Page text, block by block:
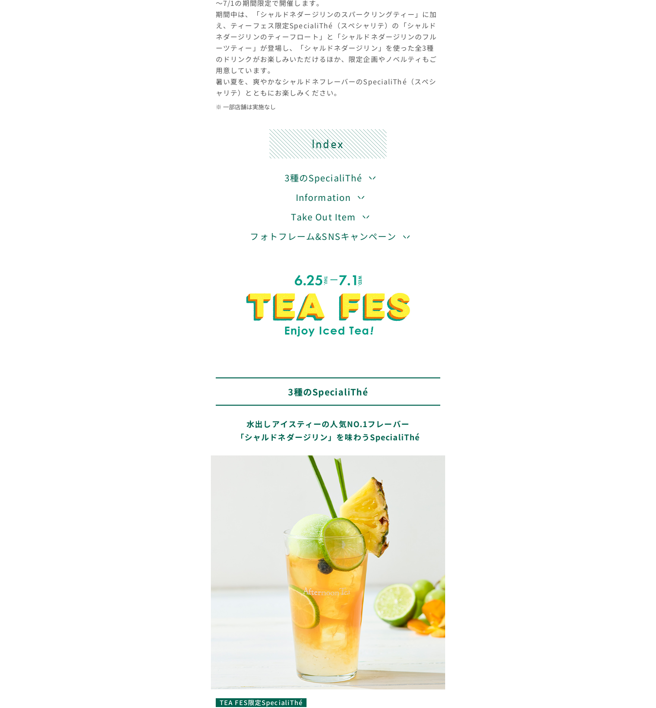
～7/1の期間限定で開催します。
期間中は、「シャルドネダージリンのスパークリングティー」に加
え、ティーフェス限定SpecialiThé（スペシャリテ）の「シャルド
ネダージリンのティーフロート」と「シャルドネダージリンのフル
ーツティー」が登場し、「シャルドネダージリン」を使った全3種
のドリンクがお楽しみいただけるほか、限定企画やノベルティもご
用意しています。
暑い夏を、爽やかなシャルドネフレーバーのSpecialiThé（スペシ
ャリテ）とともにお楽しみください。
一部店舗は実施なし
Index
3種のSpecialiThé
Information
Take Out Item
フォトフレーム&SNSキャンペーン
3種のSpecialiThé
水出しアイスティーの人気NO.1フレーバー
「シャルドネダージリン」を味わうSpecialiThé
TEA FES限定SpecialiThé